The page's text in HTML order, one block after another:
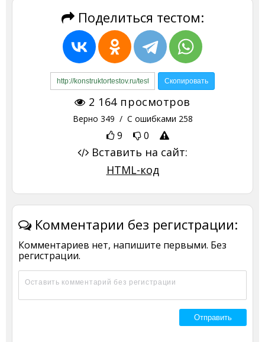
Поделиться тестом:
2 164просмотров
Верно 349 / С ошибками 258
9 0
Вставить на сайт:
HTML-код
Комментарии без регистрации:
Комментариев нет, напишите первыми. Без
регистрации.